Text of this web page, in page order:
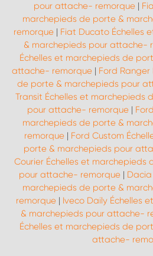
pour attache- remorque |
marchepieds de porte &
remorque | Fiat Ducato Échelles
& marchepieds pour attache-
Échelles et marchepieds de
attache- remorque | Ford
de porte & marchepieds pour
Transit Échelles et marchepieds
pour attache- remorque |
marchepieds de porte &
remorque | Ford Custom
porte & marchepieds pour
Courier Échelles et marchepieds
pour attache- remorque | Dacia
marchepieds de porte &
remorque| Iveco Daily Échelles
& marchepieds pour attache-
Échelles et marchepieds de
attache-